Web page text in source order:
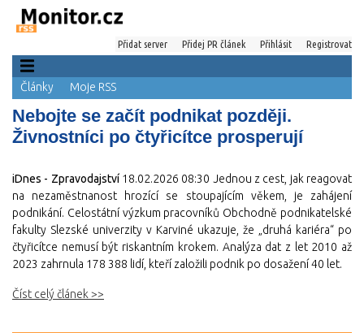
Přidat server Přidej PR článek Přihlásit Registrovat
Články Moje RSS
Nebojte se začít podnikat později.
Živnostníci po čtyřicítce prosperují
iDnes - Zpravodajství 18.02.2026 08:30 Jednou z cest, jak reagovat
na nezaměstnanost hrozící se stoupajícím věkem, je zahájení
podnikání. Celostátní výzkum pracovníků Obchodně podnikatelské
fakulty Slezské univerzity v Karviné ukazuje, že „druhá kariéra“ po
čtyřicítce nemusí být riskantním krokem. Analýza dat z let 2010 až
2023 zahrnula 178 388 lidí, kteří založili podnik po dosažení 40 let.
Číst celý článek >>